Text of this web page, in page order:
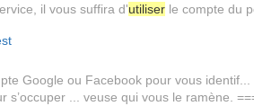
il vous suffira d'utiliser le compte du
Google ou Facebook pour vous identif...
s’occuper ... veuse qui vous le ramène.